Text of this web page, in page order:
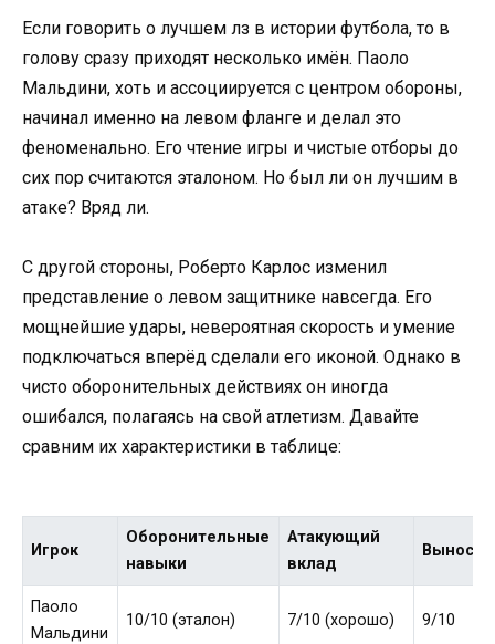
Если говорить о лучшем лз в истории футбола, то в
голову сразу приходят несколько имён. Паоло
Мальдини, хоть и ассоциируется с центром обороны,
начинал именно на левом фланге и делал это
феноменально. Его чтение игры и чистые отборы до
сих пор считаются эталоном. Но был ли он лучшим в
атаке? Вряд ли.
С другой стороны, Роберто Карлос изменил
представление о левом защитнике навсегда. Его
мощнейшие удары, невероятная скорость и умение
подключаться вперёд сделали его иконой. Однако в
чисто оборонительных действиях он иногда
ошибался, полагаясь на свой атлетизм. Давайте
сравним их характеристики в таблице:
Игрок
Оборонительные
навыки
Атакующий
вклад
Паоло
Мальдини
10/10 (эталон) 7/10 (хорошо) 9/10